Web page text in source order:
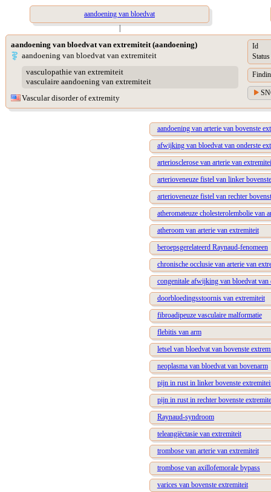
aandoening van bloedvat
|
aandoening van bloedvat van extremiteit (aandoening)
aandoening van bloedvat van extremiteit
vasculopathie van extremiteit
vasculaire aandoening van extremiteit
Vascular disorder of extremity
Id
Status
aandoening van arterie van bovenste
afwijking van bloedvat van onderste
arteriosclerose van arterie van
arterioveneuze fistel van linker
arterioveneuze fistel van rechter
atheromateuze cholesterolembolie van
atheroom van arterie van extremiteit
beroepsgerelateerd Raynaud-fenomeen
chronische occlusie van arterie van
congenitale afwijking van bloedvat van
doorbloedingsstoornis van extremiteit
fibroadipeuze vasculaire malformatie
flebitis van arm
letsel van bloedvat van bovenste
neoplasma van bloedvat van bovenarm
pijn in rust in linker bovenste
pijn in rust in rechter bovenste
Raynaud-syndroom
teleangiëctasie van extremiteit
trombose van arterie van extremiteit
trombose van axillofemorale bypass
varices van bovenste extremiteit